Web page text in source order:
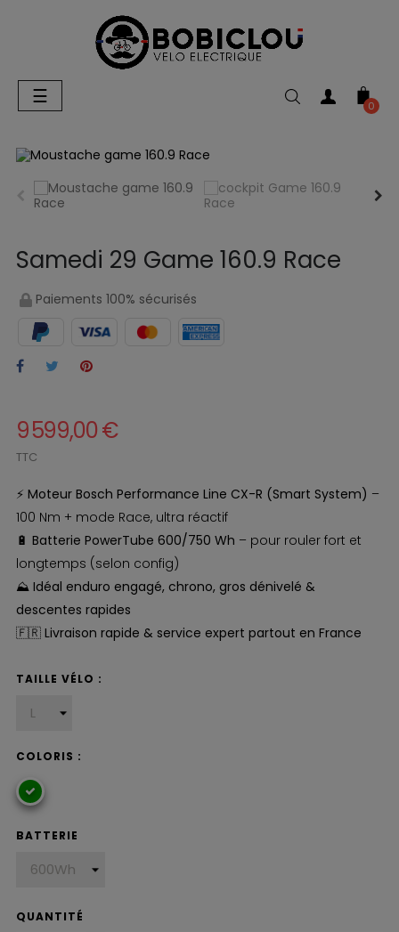
Basculer
la
☰ 0
Samedi 29 Game 160.9 Race
Paiements 100% sécurisés
9 599,00 €
TTC
⚡ Moteur Bosch Performance Line CX-R (Smart System) –
100 Nm + mode Race, ultra réactif
🔋 Batterie PowerTube 600/750 Wh – pour rouler fort et
longtemps (selon config)
⛰️ Idéal enduro engagé, chrono, gros dénivelé &
descentes rapides
🇫🇷 Livraison rapide & service expert partout en France
TAILLE VÉLO :
COLORIS :
BATTERIE
QUANTITÉ